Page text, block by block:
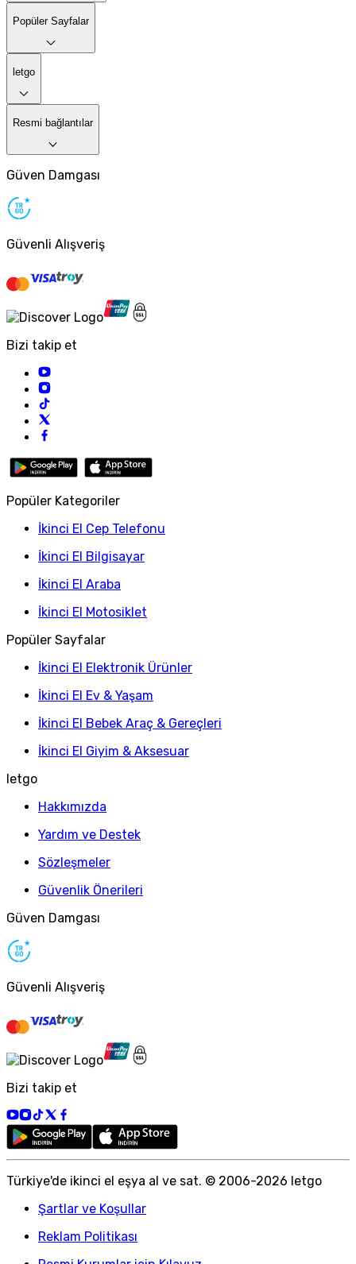
Popüler Sayfalar
letgo
Resmi bağlantılar
Güven Damgası
Güvenli Alışveriş
Bizi takip et
Popüler Kategoriler
İkinci El Cep Telefonu
İkinci El Bilgisayar
İkinci El Araba
İkinci El Motosiklet
Popüler Sayfalar
İkinci El Elektronik Ürünler
İkinci El Ev & Yaşam
İkinci El Bebek Araç & Gereçleri
İkinci El Giyim & Aksesuar
letgo
Hakkımızda
Yardım ve Destek
Sözleşmeler
Güvenlik Önerileri
Güven Damgası
Güvenli Alışveriş
Bizi takip et
Türkiye'de ikinci el eşya al ve sat. © 2006-2026 letgo
Şartlar ve Koşullar
Reklam Politikası